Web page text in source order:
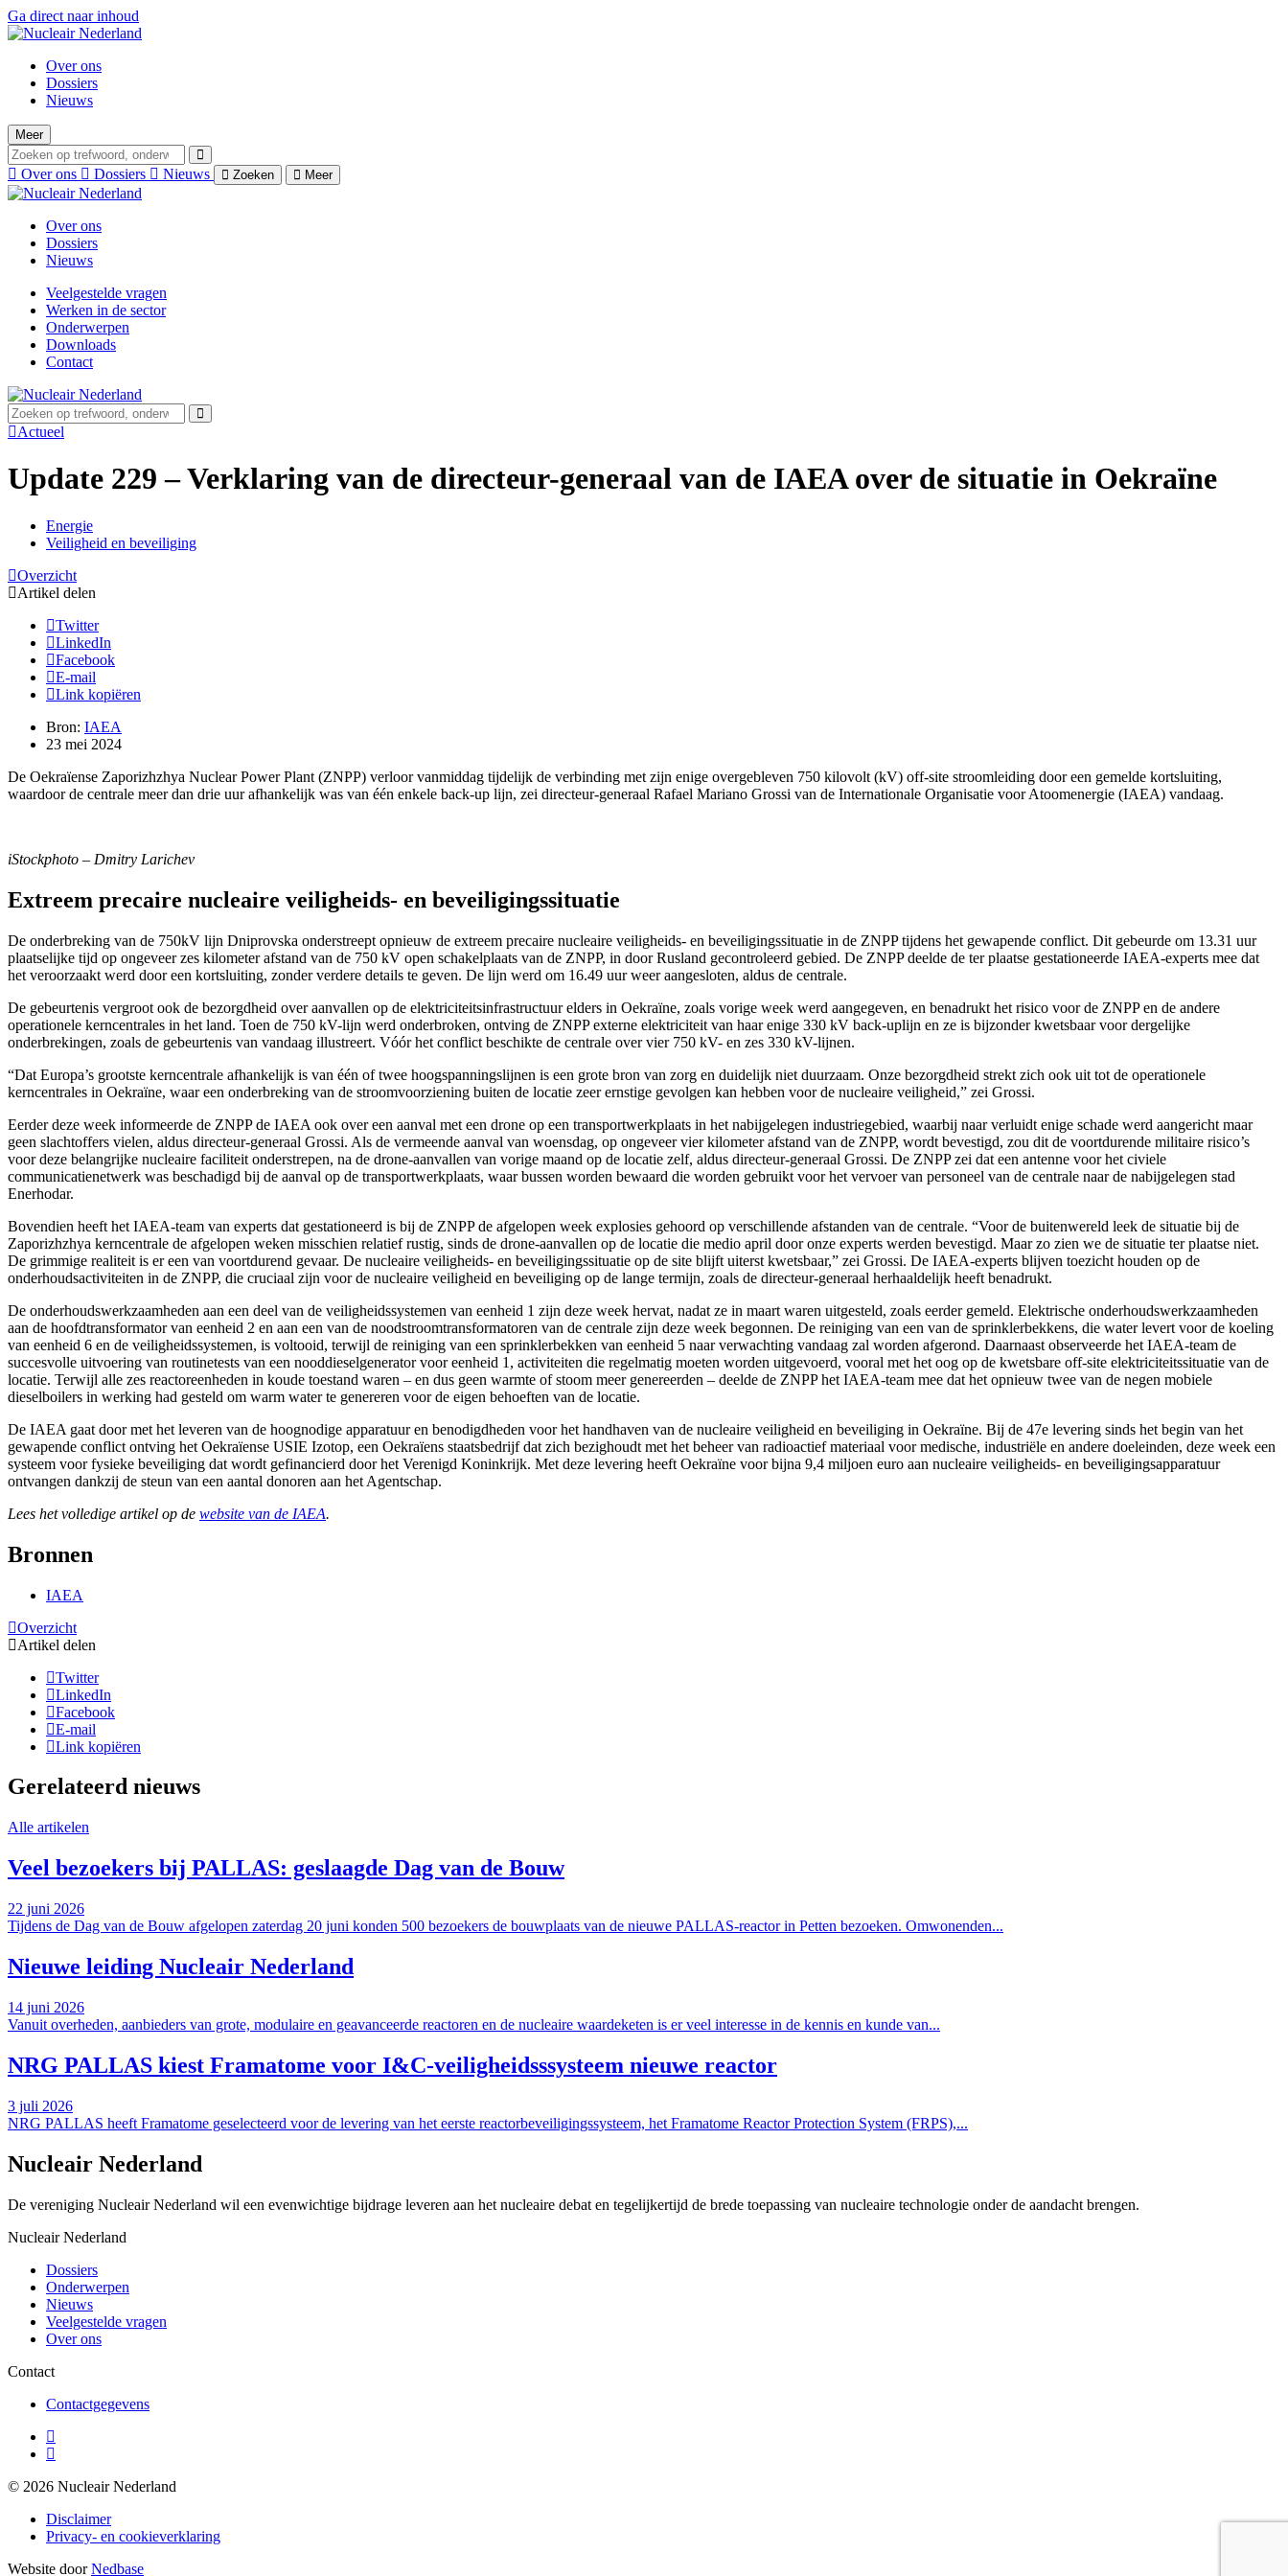
Ga direct naar inhoud
Over ons
Dossiers
Nieuws
Meer
Over ons Dossiers Nieuws Zoeken Meer
Over ons
Dossiers
Nieuws
Veelgestelde vragen
Werken in de sector
Onderwerpen
Downloads
Contact
Actueel
Update 229 – Verklaring van de directeur-generaal van de IAEA over de situatie in Oekraïne
Energie
Veiligheid en beveiliging
Overzicht
Artikel delen
Twitter
LinkedIn
Facebook
E-mail
Link kopiëren
Bron: IAEA
23 mei 2024
De Oekraïense Zaporizhzhya Nuclear Power Plant (ZNPP) verloor vanmiddag tijdelijk de verbinding met zijn enige overgebleven 750 kilovolt (kV) off-site stroomleiding door een gemelde kortsluiting,
waardoor de centrale meer dan drie uur afhankelijk was van één enkele back-up lijn, zei directeur-generaal Rafael Mariano Grossi van de Internationale Organisatie voor Atoomenergie (IAEA) vandaag.
iStockphoto – Dmitry Larichev
Extreem precaire nucleaire veiligheids- en beveiligingssituatie
De onderbreking van de 750kV lijn Dniprovska onderstreept opnieuw de extreem precaire nucleaire veiligheids- en beveiligingssituatie in de ZNPP tijdens het gewapende conflict. Dit gebeurde om 13.31 uur
plaatselijke tijd op ongeveer zes kilometer afstand van de 750 kV open schakelplaats van de ZNPP, in door Rusland gecontroleerd gebied. De ZNPP deelde de ter plaatse gestationeerde IAEA-experts mee dat
het veroorzaakt werd door een kortsluiting, zonder verdere details te geven. De lijn werd om 16.49 uur weer aangesloten, aldus de centrale.
De gebeurtenis vergroot ook de bezorgdheid over aanvallen op de elektriciteitsinfrastructuur elders in Oekraïne, zoals vorige week werd aangegeven, en benadrukt het risico voor de ZNPP en de andere
operationele kerncentrales in het land. Toen de 750 kV-lijn werd onderbroken, ontving de ZNPP externe elektriciteit van haar enige 330 kV back-uplijn en ze is bijzonder kwetsbaar voor dergelijke
onderbrekingen, zoals de gebeurtenis van vandaag illustreert. Vóór het conflict beschikte de centrale over vier 750 kV- en zes 330 kV-lijnen.
“Dat Europa’s grootste kerncentrale afhankelijk is van één of twee hoogspanningslijnen is een grote bron van zorg en duidelijk niet duurzaam. Onze bezorgdheid strekt zich ook uit tot de operationele
kerncentrales in Oekraïne, waar een onderbreking van de stroomvoorziening buiten de locatie zeer ernstige gevolgen kan hebben voor de nucleaire veiligheid,” zei Grossi.
Eerder deze week informeerde de ZNPP de IAEA ook over een aanval met een drone op een transportwerkplaats in het nabijgelegen industriegebied, waarbij naar verluidt enige schade werd aangericht maar
geen slachtoffers vielen, aldus directeur-generaal Grossi. Als de vermeende aanval van woensdag, op ongeveer vier kilometer afstand van de ZNPP, wordt bevestigd, zou dit de voortdurende militaire risico’s
voor deze belangrijke nucleaire faciliteit onderstrepen, na de drone-aanvallen van vorige maand op de locatie zelf, aldus directeur-generaal Grossi. De ZNPP zei dat een antenne voor het civiele
communicatienetwerk was beschadigd bij de aanval op de transportwerkplaats, waar bussen worden bewaard die worden gebruikt voor het vervoer van personeel van de centrale naar de nabijgelegen stad
Enerhodar.
Bovendien heeft het IAEA-team van experts dat gestationeerd is bij de ZNPP de afgelopen week explosies gehoord op verschillende afstanden van de centrale. “Voor de buitenwereld leek de situatie bij de
Zaporizhzhya kerncentrale de afgelopen weken misschien relatief rustig, sinds de drone-aanvallen op de locatie die medio april door onze experts werden bevestigd. Maar zo zien we de situatie ter plaatse niet.
De grimmige realiteit is er een van voortdurend gevaar. De nucleaire veiligheids- en beveiligingssituatie op de site blijft uiterst kwetsbaar,” zei Grossi. De IAEA-experts blijven toezicht houden op de
onderhoudsactiviteiten in de ZNPP, die cruciaal zijn voor de nucleaire veiligheid en beveiliging op de lange termijn, zoals de directeur-generaal herhaaldelijk heeft benadrukt.
De onderhoudswerkzaamheden aan een deel van de veiligheidssystemen van eenheid 1 zijn deze week hervat, nadat ze in maart waren uitgesteld, zoals eerder gemeld. Elektrische onderhoudswerkzaamheden
aan de hoofdtransformator van eenheid 2 en aan een van de noodstroomtransformatoren van de centrale zijn deze week begonnen. De reiniging van een van de sprinklerbekkens, die water levert voor de koeling
van eenheid 6 en de veiligheidssystemen, is voltooid, terwijl de reiniging van een sprinklerbekken van eenheid 5 naar verwachting vandaag zal worden afgerond. Daarnaast observeerde het IAEA-team de
succesvolle uitvoering van routinetests van een nooddieselgenerator voor eenheid 1, activiteiten die regelmatig moeten worden uitgevoerd, vooral met het oog op de kwetsbare off-site elektriciteitssituatie van de
locatie. Terwijl alle zes reactoreenheden in koude toestand waren – en dus geen warmte of stoom meer genereerden – deelde de ZNPP het IAEA-team mee dat het opnieuw twee van de negen mobiele
dieselboilers in werking had gesteld om warm water te genereren voor de eigen behoeften van de locatie.
De IAEA gaat door met het leveren van de hoognodige apparatuur en benodigdheden voor het handhaven van de nucleaire veiligheid en beveiliging in Oekraïne. Bij de 47e levering sinds het begin van het
gewapende conflict ontving het Oekraïense USIE Izotop, een Oekraïens staatsbedrijf dat zich bezighoudt met het beheer van radioactief materiaal voor medische, industriële en andere doeleinden, deze week een
systeem voor fysieke beveiliging dat wordt gefinancierd door het Verenigd Koninkrijk. Met deze levering heeft Oekraïne voor bijna 9,4 miljoen euro aan nucleaire veiligheids- en beveiligingsapparatuur
ontvangen dankzij de steun van een aantal donoren aan het Agentschap.
Lees het volledige artikel op de website van de IAEA.
Bronnen
IAEA
Overzicht
Artikel delen
Twitter
LinkedIn
Facebook
E-mail
Link kopiëren
Gerelateerd nieuws
Alle artikelen
Veel bezoekers bij PALLAS: geslaagde Dag van de Bouw
22 juni 2026
Tijdens de Dag van de Bouw afgelopen zaterdag 20 juni konden 500 bezoekers de bouwplaats van de nieuwe PALLAS-reactor in Petten bezoeken. Omwonenden...
Nieuwe leiding Nucleair Nederland
14 juni 2026
Vanuit overheden, aanbieders van grote, modulaire en geavanceerde reactoren en de nucleaire waardeketen is er veel interesse in de kennis en kunde van...
NRG PALLAS kiest Framatome voor I&C-veiligheidsssysteem nieuwe reactor
3 juli 2026
NRG PALLAS heeft Framatome geselecteerd voor de levering van het eerste reactorbeveiligingssysteem, het Framatome Reactor Protection System (FRPS),...
Nucleair Nederland
De vereniging Nucleair Nederland wil een evenwichtige bijdrage leveren aan het nucleaire debat en tegelijkertijd de brede toepassing van nucleaire technologie onder de aandacht brengen.
Nucleair Nederland
Dossiers
Onderwerpen
Nieuws
Veelgestelde vragen
Over ons
Contact
Contactgegevens
© 2026 Nucleair Nederland
Disclaimer
Privacy- en cookieverklaring
Website doorNedbase